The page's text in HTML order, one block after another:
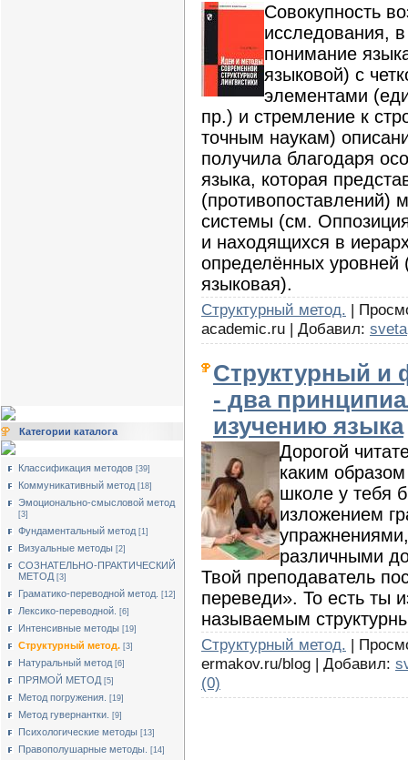
Категории каталога
Классификация методов [39]
Коммуникативный метод [18]
Эмоционально-смысловой метод
[3]
Фундаментальный метод [1]
Визуальные методы [2]
СОЗНАТЕЛЬНО-ПРАКТИЧЕСКИЙ
МЕТОД [3]
Граматико-переводной метод. [12]
Лексико-переводной. [6]
Интенсивные методы [19]
Структурный метод. [3]
Натуральный метод [6]
ПРЯМОЙ МЕТОД [5]
Метод погружения. [19]
Метод гувернантки. [9]
Психологические методы [13]
Правополушарные методы. [14]
Совокупность
исследования,
понимание
языковой) с
элементами
пр.) и стремление к
точным наукам)
получила благодаря
языка, которая
(противопоставлений)
системы (см.
и находящихся в
определённых
языковая).
Структурный метод. |
academic.ru | Добавил: sveta
Структурный и
- два
изучению языка
Дорогой
каким
школе у тебя
изложением
различными
Твой преподаватель
переведи». То есть ты
называемым
Структурный метод. |
ermakov.ru/blog | Добавил:
(0)